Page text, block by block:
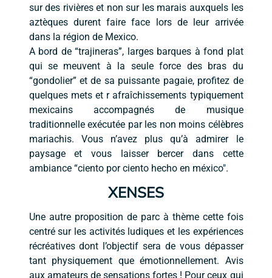
sur des rivières et non sur les marais auxquels les
aztèques durent faire face lors de leur arrivée
dans la région de Mexico.
A bord de “trajineras”, larges barques à fond plat
qui se meuvent à la seule force des bras du
“gondolier” et de sa puissante pagaie, profitez de
quelques mets et r afraîchissements typiquement
mexicains accompagnés de musique
traditionnelle exécutée par les non moins célèbres
mariachis. Vous n’avez plus qu’à admirer le
paysage et vous laisser bercer dans cette
ambiance “ciento por ciento hecho en méxico".
XENSES
Une autre proposition de parc à thème cette fois
centré sur les activités ludiques et les expériences
récréatives dont l’objectif sera de vous dépasser
tant physiquement que émotionnellement. Avis
aux amateurs de sensations fortes ! Pour ceux qui